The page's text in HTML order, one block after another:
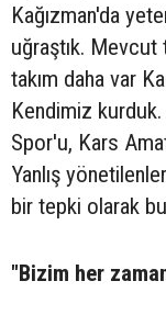
Kağızman'da
uğraştık. Mevcut
takım daha var
Kendimiz
Spor'u, Kars
Yanlış
bir tepki olarak
"Bizim her